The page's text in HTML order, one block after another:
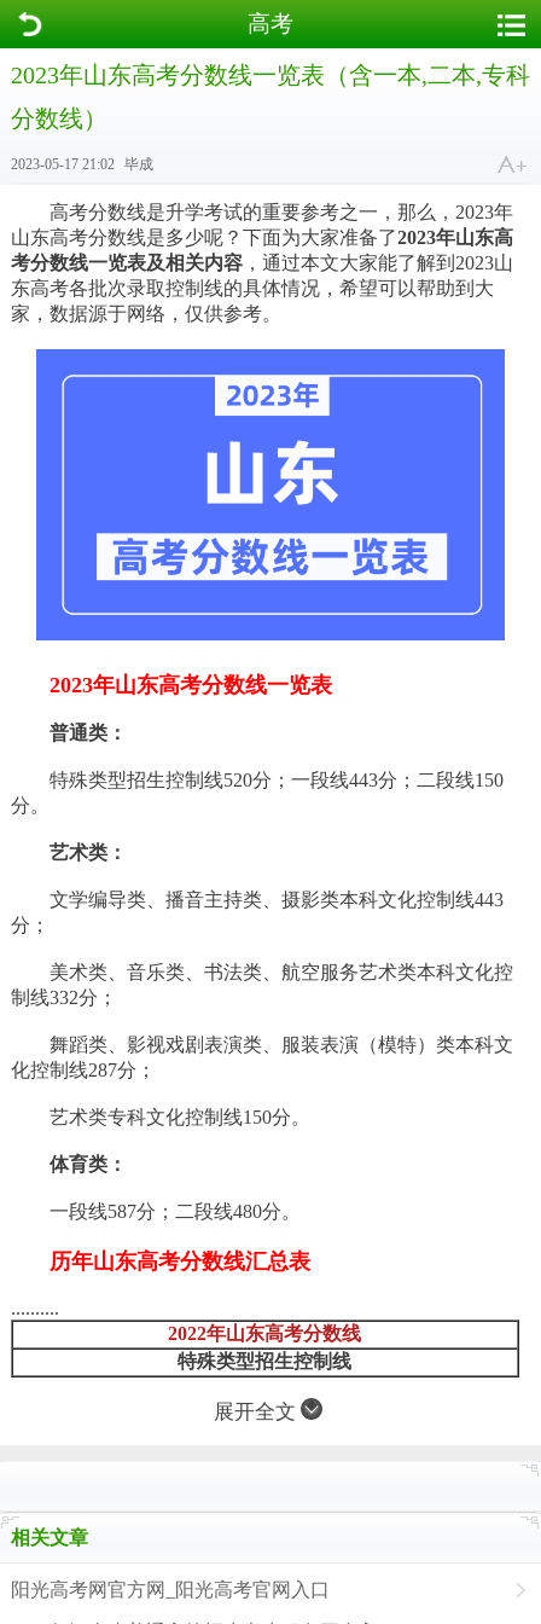
高考
2023年山东高考分数线一览表（含一本,二本,专科
分数线）
2023-05-17 21:02 毕成
高考分数线是升学考试的重要参考之一，那么，2023年
山东高考分数线是多少呢？下面为大家准备了2023年山东高
考分数线一览表及相关内容，通过本文大家能了解到2023山
东高考各批次录取控制线的具体情况，希望可以帮助到大
家，数据源于网络，仅供参考。
2023年山东高考分数线一览表
普通类：
特殊类型招生控制线520分；一段线443分；二段线150
分。
艺术类：
文学编导类、播音主持类、摄影类本科文化控制线443
分；
美术类、音乐类、书法类、航空服务艺术类本科文化控
制线332分；
舞蹈类、影视戏剧表演类、服装表演（模特）类本科文
化控制线287分；
艺术类专科文化控制线150分。
体育类：
一段线587分；二段线480分。
历年山东高考分数线汇总表
..........
2022年山东高考分数线
特殊类型招生控制线
展开全文
相关文章
阳光高考网官方网_阳光高考官网入口